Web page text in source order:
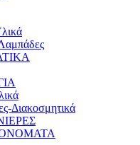
Διακοσμητικά